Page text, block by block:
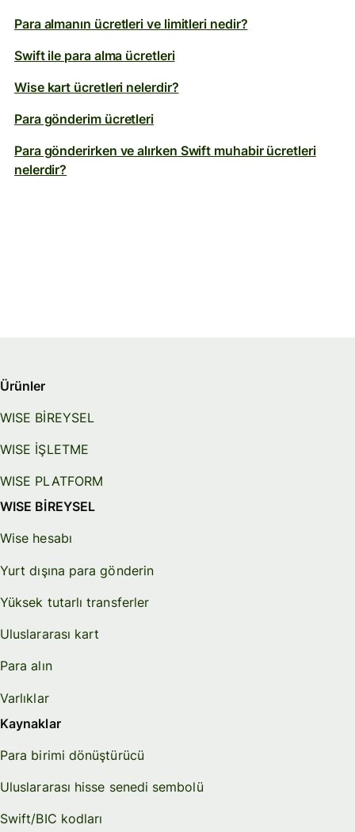
Para almanın ücretleri ve limitleri nedir?
Swift ile para alma ücretleri
Wise kart ücretleri nelerdir?
Para gönderim ücretleri
Para gönderirken ve alırken Swift muhabir ücretleri
nelerdir?
Ürünler
WISE BİREYSEL
WISE İŞLETME
WISE PLATFORM
WISE BİREYSEL
Wise hesabı
Yurt dışına para gönderin
Yüksek tutarlı transferler
Uluslararası kart
Para alın
Varlıklar
Kaynaklar
Para birimi dönüştürücü
Uluslararası hisse senedi sembolü
Swift/BIC kodları